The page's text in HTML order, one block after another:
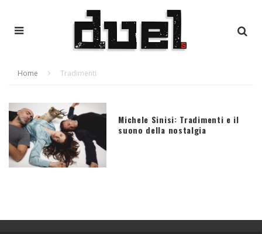
Home Tradimenti
Michele Sinisi: Tradimenti e il
suono della nostalgia